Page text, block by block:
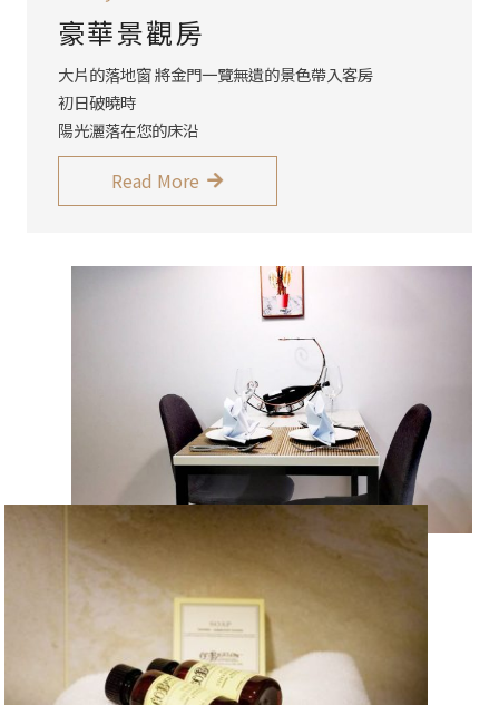
豪華景觀房
大片的落地窗 將金門一覽無遺的景色帶入客房
初日破曉時
陽光灑落在您的床沿
Read More